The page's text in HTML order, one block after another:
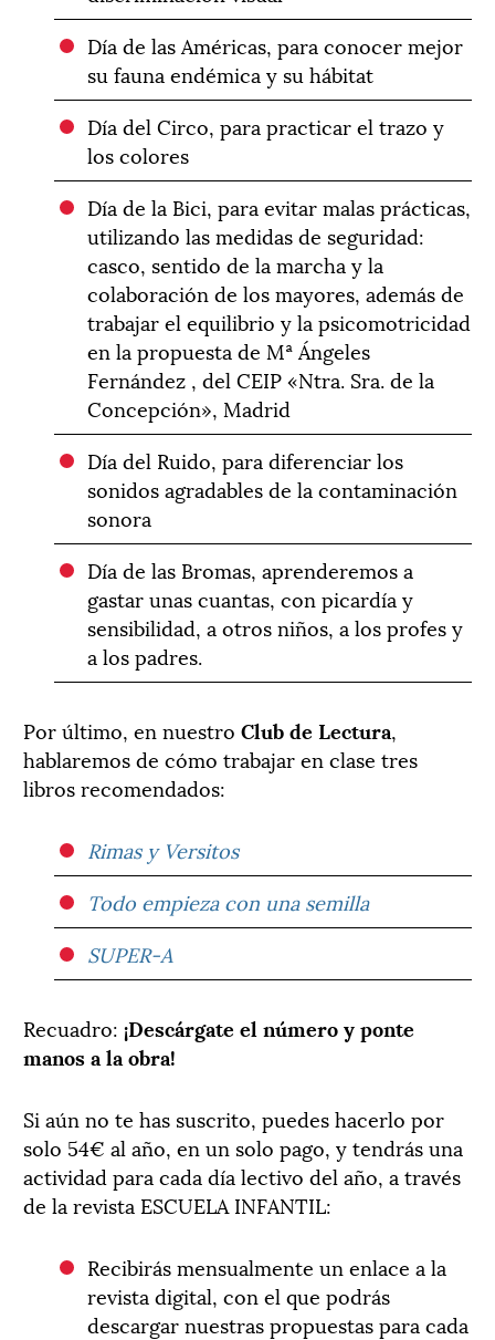
Día de las Américas, para conocer mejor
su fauna endémica y su hábitat
Día del Circo, para practicar el trazo y
los colores
Día de la Bici, para evitar malas prácticas,
utilizando las medidas de seguridad:
casco, sentido de la marcha y la
colaboración de los mayores, además de
trabajar el equilibrio y la psicomotricidad
en la propuesta de Mª Ángeles
Fernández , del CEIP «Ntra. Sra. de la
Concepción», Madrid
Día del Ruido, para diferenciar los
sonidos agradables de la contaminación
sonora
Día de las Bromas, aprenderemos a
gastar unas cuantas, con picardía y
sensibilidad, a otros niños, a los profes y
a los padres.
Por último, en nuestro Club de Lectura,
hablaremos de cómo trabajar en clase tres
libros recomendados:
Rimas y Versitos
Todo empieza con una semilla
SUPER-A
Recuadro: ¡Descárgate el número y ponte
manos a la obra!
Si aún no te has suscrito, puedes hacerlo por
solo 54€ al año, en un solo pago, y tendrás una
actividad para cada día lectivo del año, a través
de la revista ESCUELA INFANTIL:
Recibirás mensualmente un enlace a la
revista digital, con el que podrás
descargar nuestras propuestas para cada